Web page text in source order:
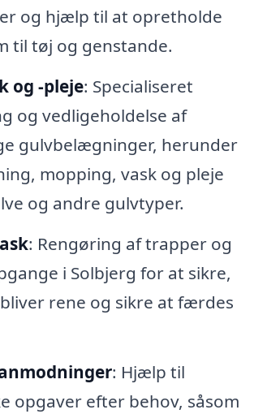
og hjælp til at opretholde
til tøj og genstande.
og -pleje: Specialiseret
og vedligeholdelse af
gulvbelægninger, herunder
mopping, vask og pleje
og andre gulvtyper.
: Rengøring af trapper og
i Solbjerg for at sikre,
rene og sikre at færdes
: Hjælp til
opgaver efter behov, såsom